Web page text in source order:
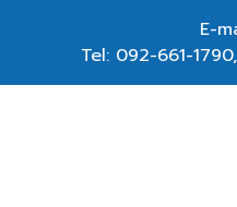
E-
Tel: 092-661-1790,